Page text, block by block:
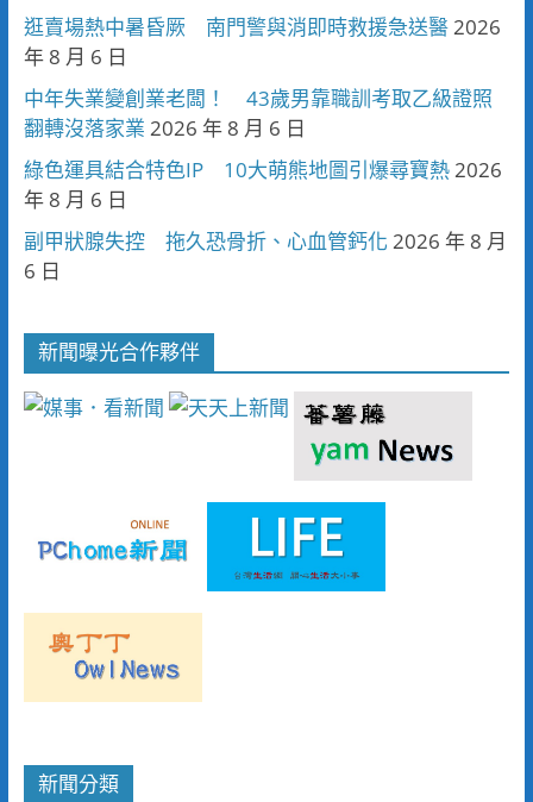
逛賣場熱中暑昏厥 南門警與消即時救援急送醫2026
年 8 月 6 日
中年失業變創業老闆！ 43歲男靠職訓考取乙級證照
翻轉沒落家業 2026 年 8 月 6 日
綠色運具結合特色IP 10大萌熊地圖引爆尋寶熱2026
年 8 月 6 日
副甲狀腺失控 拖久恐骨折、心血管鈣化 2026 年 8 月
6 日
新聞曝光合作夥伴
新聞分類